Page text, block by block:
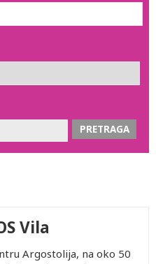
Vila
Argostolija, na oko 50